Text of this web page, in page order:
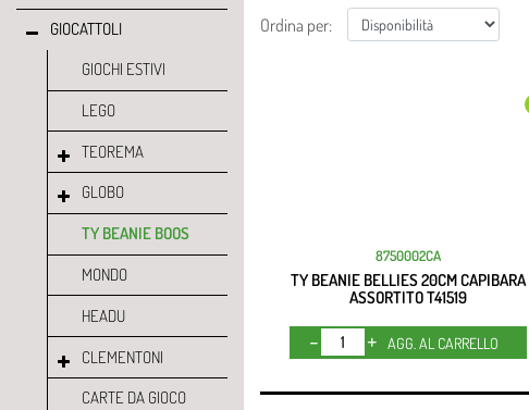
GIOCATTOLI
GIOCHI ESTIVI
LEGO
TEOREMA
GLOBO
TY BEANIE BOOS
MONDO
HEADU
CLEMENTONI
CARTE DA GIOCO
Ordina per:
8750002CA
TY BEANIE BELLIES 20CM CAPIBARA
ASSORTITO T41519
Quantità
AGG. AL CARRELLO